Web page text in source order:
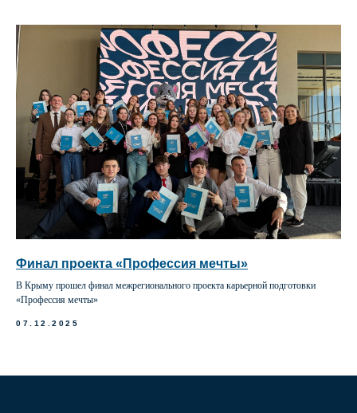
Финал проекта «Профессия мечты»
В Крыму прошел финал межрегионального проекта карьерной подготовки
«Профессия мечты»
07.12.2025